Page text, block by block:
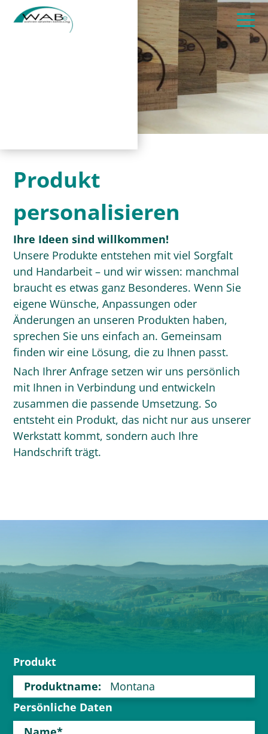
Produkt
personalisieren
Ihre Ideen sind willkommen!
Unsere Produkte entstehen mit viel Sorgfalt
und Handarbeit – und wir wissen: manchmal
braucht es etwas ganz Besonderes. Wenn Sie
eigene Wünsche, Anpassungen oder
Änderungen an unseren Produkten haben,
sprechen Sie uns einfach an. Gemeinsam
finden wir eine Lösung, die zu Ihnen passt.
Nach Ihrer Anfrage setzen wir uns persönlich
mit Ihnen in Verbindung und entwickeln
zusammen die passende Umsetzung. So
entsteht ein Produkt, das nicht nur aus unserer
Werkstatt kommt, sondern auch Ihre
Handschrift trägt.
Produkt
Produktname:
Persönliche Daten